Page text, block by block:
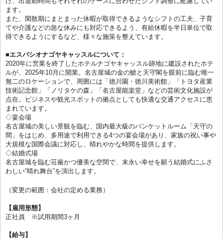
ます。
また、閑散期にまとまった休暇が取得できるようなシフトの工夫、子育
てや介護などの急な休みにも対応できるよう、有給休暇を半日単位で取
得できるようにするなど、様々な施策を整えています。
■エスパシオナゴヤキャッスルについて：
2020年に営業を終了したホテルナゴヤキャッスル跡地に建設されたホテ
ルが、2025年10月に開業。名古屋城の金の鯱と天守閣を眼前に臨む唯一
無二のロケーションで、周囲には「徳川園・徳川美術館」「トヨタ産業
技術記念館」「ノリタケの森」「名古屋能楽堂」などの芸術文化施設が
点在。ビジネスや観光スポットの拠点としても快適な交通アクセスに恵
まれています。
◇宴会場
名古屋城の美しい景観を臨む、国内最大級のバンケットルーム「天守の
間」をはじめ、多用途で利用できる4つの宴会場があり、家族の祝い事や
大規模な国際会議に対応し、晴れやかな時間を提供します。
◇結婚式場
名古屋城を臨む荘厳かつ優美な空間で、末永い幸せを願う結婚式にふさ
わしい“晴れ舞台”を演出します。
（変更の範囲：会社の定める業務）
【雇用形態】
正社員 ※試用期間3ヶ月
【給与】